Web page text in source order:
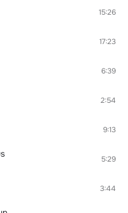
15:26
17:23
6:39
2:54
9:13
5:29
3:44